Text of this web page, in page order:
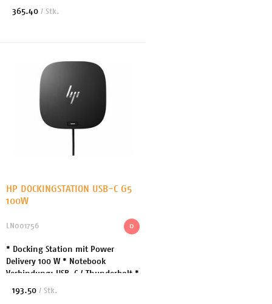
DisplayPort 1x Netzwerk 3x USB-C
365.40 / Stk.
HP DOCKINGSTATION USB-C G5
100W
0
LN001756
* Docking Station mit Power
Delivery 100 W * Notebook
Verbindung: USB-C / Thunderbolt *
Datenanschlüsse: 1x USB 3.0 Typ-C,
193.50 / Stk.